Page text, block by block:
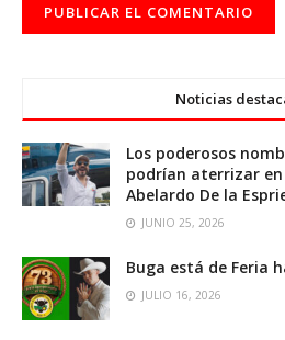
Noticias
Los poderosos
podrían aterrizar
Abelardo De la
JUNIO 25, 2026
Buga está de Feria
JULIO 16, 2026